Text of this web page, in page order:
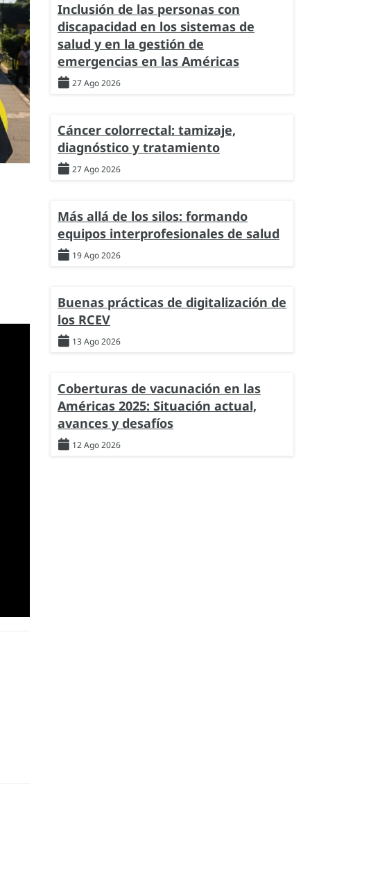
Inclusión de las personas con
discapacidad en los sistemas de
salud y en la gestión de
emergencias en las Américas
27 Ago 2026
Cáncer colorrectal: tamizaje,
diagnóstico y tratamiento
27 Ago 2026
Más allá de los silos: formando
equipos interprofesionales de salud
19 Ago 2026
Buenas prácticas de digitalización de
los RCEV
13 Ago 2026
Coberturas de vacunación en las
Américas 2025: Situación actual,
avances y desafíos
12 Ago 2026